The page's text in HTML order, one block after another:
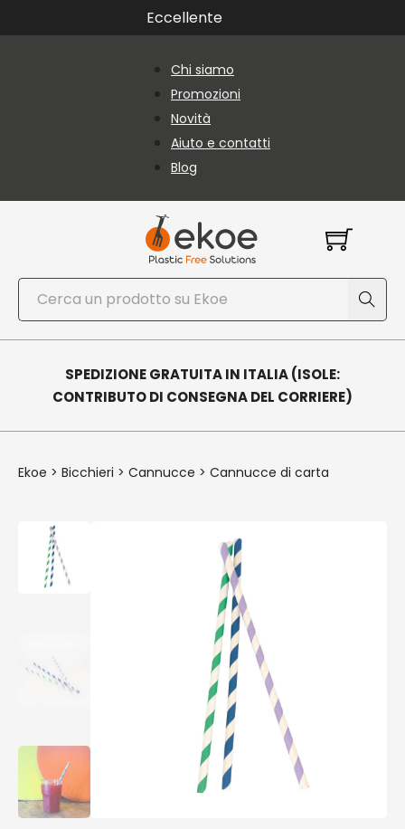
Vai al contenuto principale
Vai al piè di paginaEccellente
Chi siamo
Promozioni
Novità
Aiuto e contatti
Blog
Cerca
SPEDIZIONE GRATUITA IN ITALIA (ISOLE:
CONTRIBUTO DI CONSEGNA DEL CORRIERE)
Ekoe > Bicchieri > Cannucce > Cannucce di carta